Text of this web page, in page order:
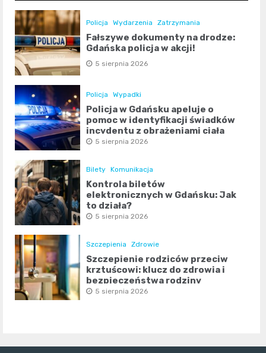
Policja Wydarzenia Zatrzymania
Fałszywe dokumenty na drodze:
Gdańska policja w akcji!
5 sierpnia 2026
Policja Wypadki
Policja w Gdańsku apeluje o
pomoc w identyfikacji świadków
incydentu z obrażeniami ciała
5 sierpnia 2026
Bilety Komunikacja
Kontrola biletów
elektronicznych w Gdańsku: Jak
to działa?
5 sierpnia 2026
Szczepienia Zdrowie
Szczepienie rodziców przeciw
krztuścowi: klucz do zdrowia i
bezpieczeństwa rodziny
5 sierpnia 2026